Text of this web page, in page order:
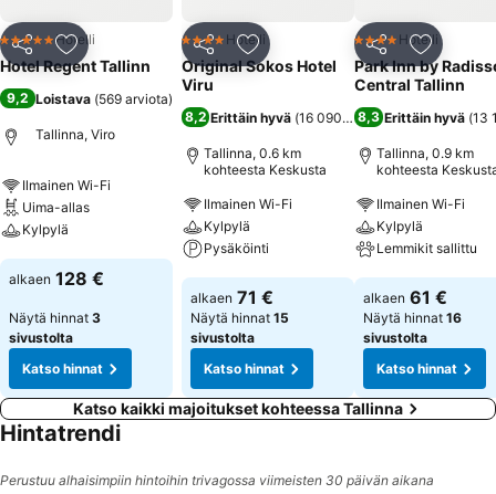
Jaa Lisää suosikkeihin
5 Tähtiluokitus
Hotelli
Hotel Regent Tallinn
9,2 Loistava (569 arviota)
Tallinna, Viro
Ilmainen Wi-Fi
Uima-allas
Kylpylä
Katso hinnat
alkaen 128 €
Näytä hinnat 3
sivustolta
Katso hinnat
Jaa Lisää suosikkeihin
4 Tähtiluokitus
Hotelli
Original Sokos Hotel
Viru
8,2 Erittäin hyvä (16 090 arviota)
Tallinna, 0.6 km
kohteesta Keskusta
Ilmainen Wi-Fi
Kylpylä
Pysäköinti
Katso hinnat
alkaen 71 €
Näytä hinnat 15
sivustolta
Katso hinnat
Jaa Lisää
4 Tähtiluokitus
Hotelli
Park Inn by
Central Tallinn
8,3 Erittäin hyvä (13
Tallinna, 0.9 km
kohteesta
Ilmainen Wi-Fi
Kylpylä
Lemmikit sallittu
Katso hinnat
alkaen 61 €
Näytä hinnat 16
sivustolta
Katso hinnat
Katso kaikki majoitukset kohteessa Tallinna
Hintatrendi
Perustuu alhaisimpiin hintoihin trivagossa viimeisten 30 päivän aikana